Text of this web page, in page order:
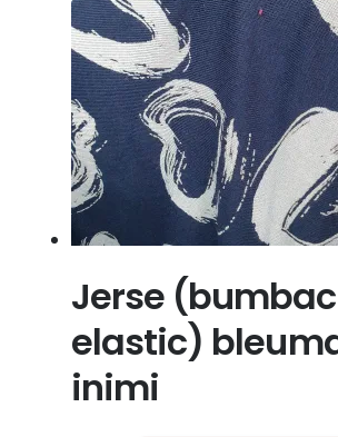
Jerse (bumbac
elastic)
inimi